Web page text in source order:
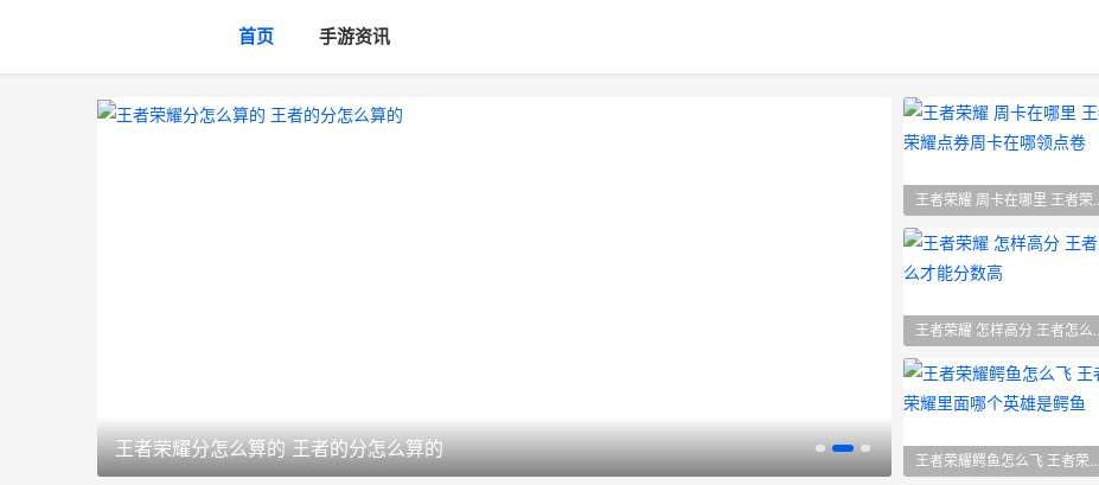
首页 手游资讯
王者荣耀分怎么算的 王者的分怎么算的 王者荣耀怎么蹲下草
王者荣耀 周卡
王者荣耀 怎
王者荣耀鳄鱼怎么飞 王者荣耀里面哪个英雄是鳄鱼